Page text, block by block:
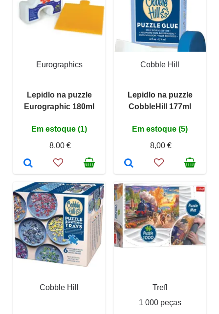
Eurographics
Lepidlo na puzzle
Eurographic 180ml
Em estoque (1)
8,00 €
Cobble Hill
Lepidlo na puzzle
CobbleHill 177ml
Em estoque (5)
8,00 €
Cobble Hill
Trefl
1 000 peças